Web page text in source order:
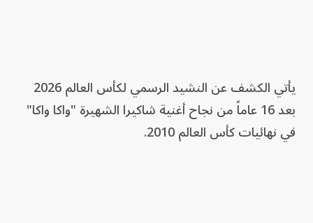
يأتي الكشف عن النشيد الرسمي لكأس العالم 2026
بعد 16 عاماً من نجاح أغنية شاكيرا الشهيرة "واكا واكا"
في نهائيات كأس العالم 2010.